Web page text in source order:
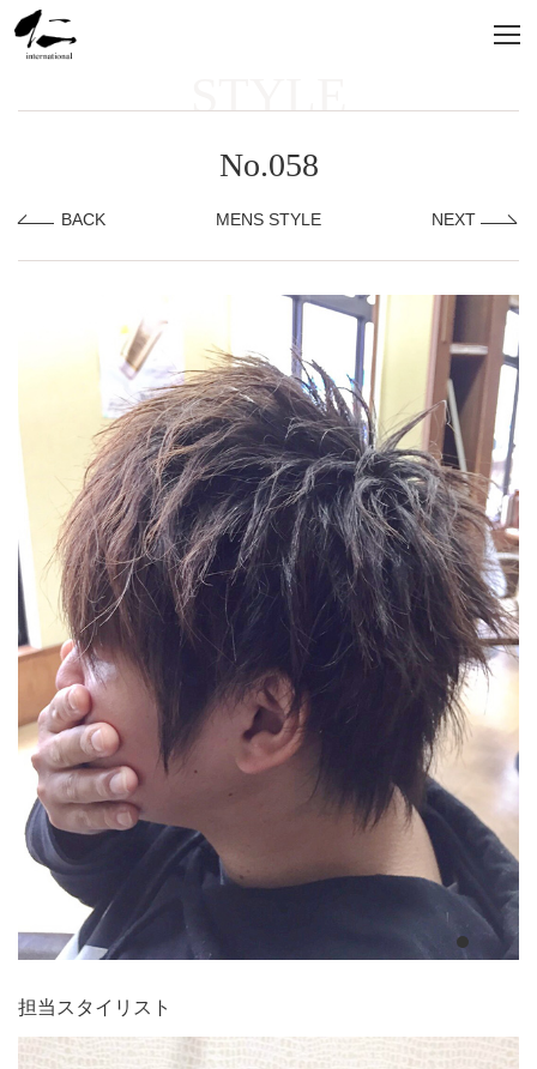
STYLE
No.058
BACK MENS STYLE NEXT
担当スタイリスト